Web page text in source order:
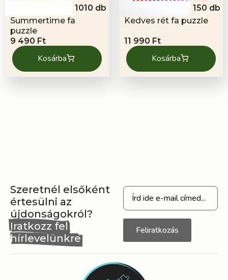
1010 db
Summertime fa
puzzle
9 490 Ft
Kosárba
150 db
Kedves rét fa puzzle
11 990 Ft
Kosárba
Szeretnél elsőként
értesülni az
újdonságokról?
Iratkozz fel
hírlevelünkre
Feliratkozás